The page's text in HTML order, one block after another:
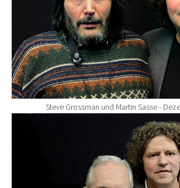
Steve Grossman und Martin Sasse -
Show larger version for: